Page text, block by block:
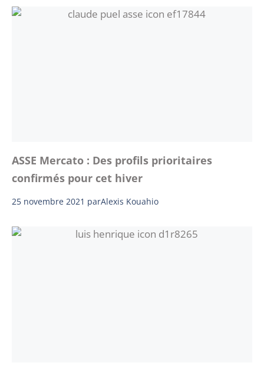
ASSE Mercato : Des profils prioritaires
confirmés pour cet hiver
25 novembre 2021 parAlexis Kouahio